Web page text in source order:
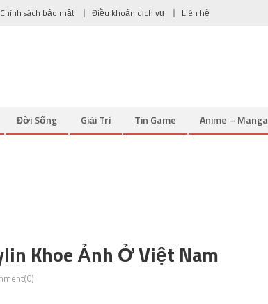
Chính sách bảo mật Điều khoản dịch vụ Liên hệ
Đời Sống Giải Trí Tin Game Anime – Manga
Khoe Ảnh Ở Việt Nam